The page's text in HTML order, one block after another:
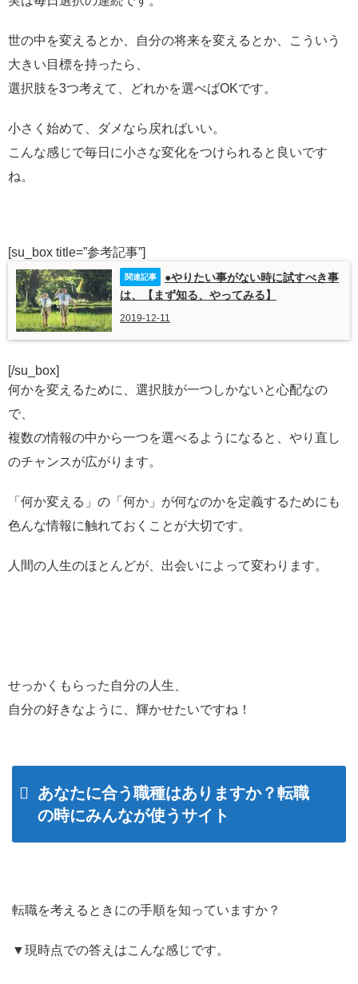
世の中を変えるとか、自分の将来を変えるとか、こういう
大きい目標を持ったら、
選択肢を3つ考えて、どれかを選べばOKです。
小さく始めて、ダメなら戻ればいい。
こんな感じで毎日に小さな変化をつけられると良いです
ね。
[su_box title=”参考記事”]
●やりたい事がない時に試すべき事
は、【まず知る、やってみる】
2019-12-11
[/su_box]
何かを変えるために、選択肢が一つしかないと心配なの
で、
複数の情報の中から一つを選べるようになると、やり直し
のチャンスが広がります。
「何か変える」の「何か」が何なのかを定義するためにも
色んな情報に触れておくことが大切です。
人間の人生のほとんどが、出会いによって変わります。
せっかくもらった自分の人生、
自分の好きなように、輝かせたいですね！
あなたに合う職種はありますか？転職
の時にみんなが使うサイト
転職を考えるときにの手順を知っていますか？
▼現時点での答えはこんな感じです。